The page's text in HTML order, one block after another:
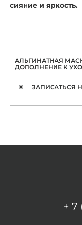
сияние и яркость.
ЗАПИСАТЬСЯ
АЛЬГИНАТНАЯ
ДОПОЛНЕНИЕ К
+ 7